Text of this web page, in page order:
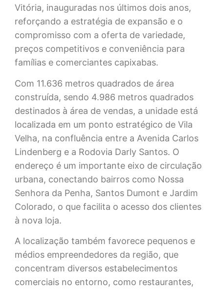
Vitória, inauguradas nos últimos dois anos,
reforçando a estratégia de expansão e o
compromisso com a oferta de variedade,
preços competitivos e conveniência para
famílias e comerciantes capixabas.
Com 11.636 metros quadrados de área
construída, sendo 4.986 metros quadrados
destinados à área de vendas, a unidade está
localizada em um ponto estratégico de Vila
Velha, na confluência entre a Avenida Carlos
Lindenberg e a Rodovia Darly Santos. O
endereço é um importante eixo de circulação
urbana, conectando bairros como Nossa
Senhora da Penha, Santos Dumont e Jardim
Colorado, o que facilita o acesso dos clientes
à nova loja.
A localização também favorece pequenos e
médios empreendedores da região, que
concentram diversos estabelecimentos
comerciais no entorno, como restaurantes,